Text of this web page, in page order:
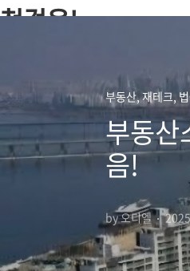
첫걸음!
부동산, 재테크,
부동산
음!
by 오디엘